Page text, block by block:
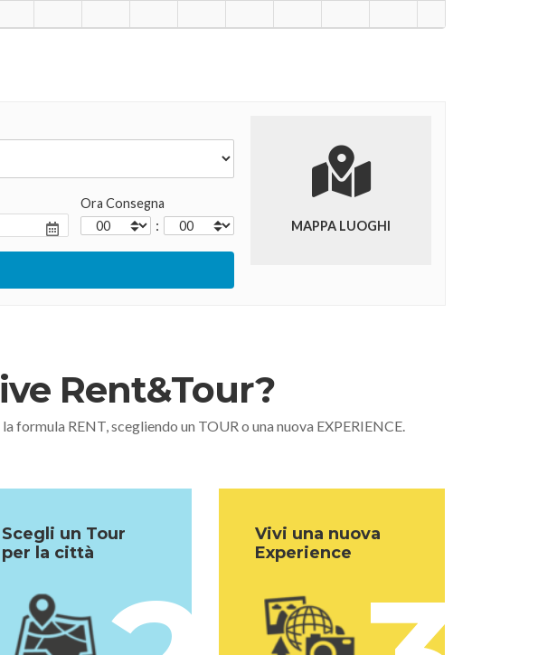
Ora Consegna
: MAPPA LUOGHI
Rent&Tour?
formula RENT, scegliendo un TOUR o una nuova EXPERIENCE.
Scegli un Tour
per la città
Vivi una nuova
Experience